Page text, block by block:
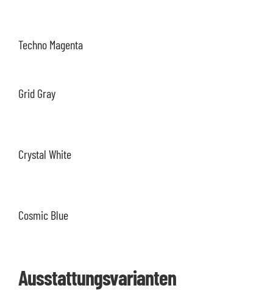
Techno Magenta
Grid Gray
Crystal White
Cosmic Blue
Ausstattungsvarianten